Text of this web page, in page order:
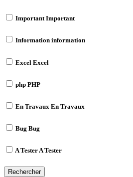
ImportantImportant
Information information
Excel Excel
php PHP
En Travaux En Travaux
Bug Bug
A TesterA Tester
Rechercher